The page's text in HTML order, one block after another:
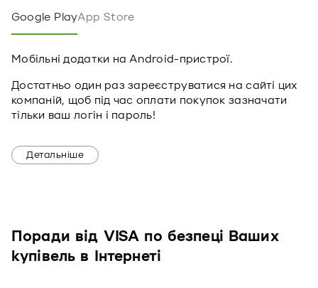
Google PlayApp Store
Мобільні додатки на Android-пристрої.
Достатньо один раз зареєструватися на сайті цих
компаній, щоб під час оплати покупок зазначати
тільки ваш логін і пароль!
Детальніше
Поради від VISA по безпеці Ваших
купівель в Інтернеті